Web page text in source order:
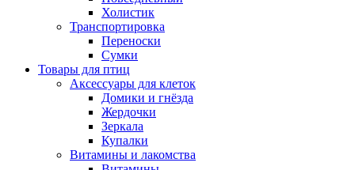
Холистик
Транспортировка
Переноски
Сумки
Товары для птиц
Аксессуары для клеток
Домики и гнёзда
Жердочки
Зеркала
Купалки
Витамины и лакомства